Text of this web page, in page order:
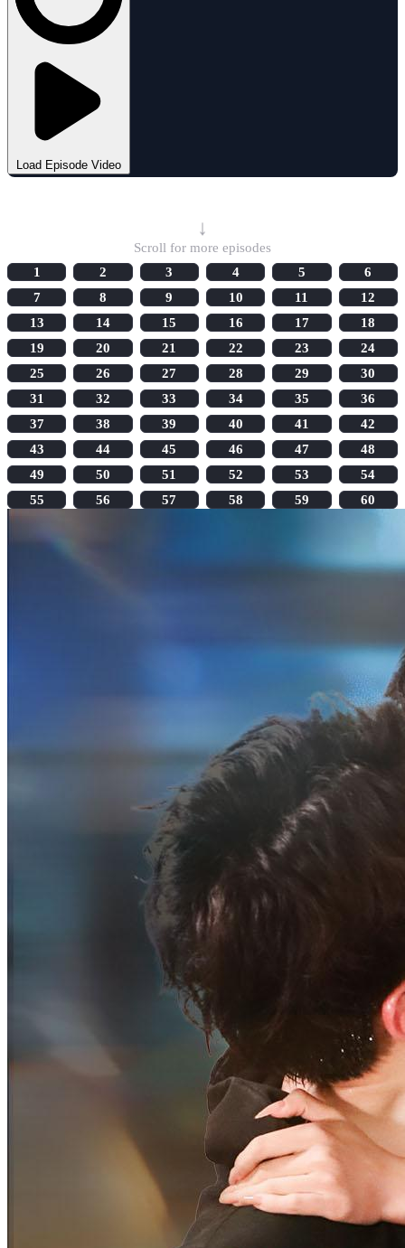
Load Episode Video
↓
Scroll for more episodes
1
2 3 4 5
6
7
8 9 10 11
12
13
14 15 16 17
18
19
20 21 22 23
24
25
26 27 28 29
30
31
32 33 34 35
36
37
38 39 40 41
42
43
44 45 46 47
48
49
50 51 52 53
54
55
56 57 58 59 60